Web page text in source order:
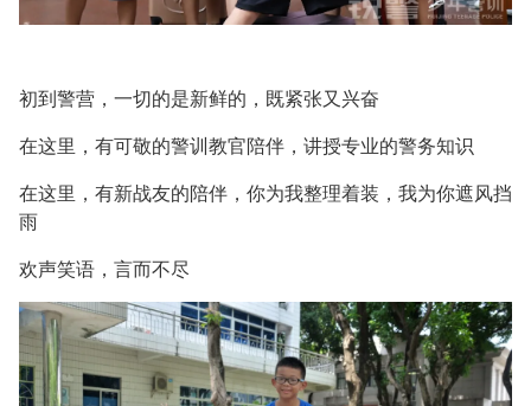
初到警营，一切的是新鲜的，既紧张又兴奋
在这里，有可敬的警训教官陪伴，讲授专业的警务知识
在这里，有新战友的陪伴，你为我整理着装，我为你遮风挡
雨
欢声笑语，言而不尽